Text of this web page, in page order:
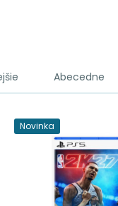
Abecedne
Novinka